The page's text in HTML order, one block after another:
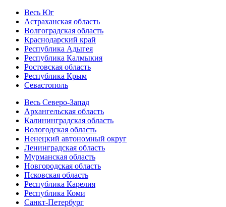
Весь Юг
Астраханская область
Волгоградская область
Краснодарский край
Республика Адыгея
Республика Калмыкия
Ростовская область
Республика Крым
Севастополь
Весь Северо-Запад
Архангельская область
Калининградская область
Вологодская область
Ненецкий автономный округ
Ленинградская область
Мурманская область
Новгородская область
Псковская область
Республика Карелия
Республика Коми
Санкт-Петербург